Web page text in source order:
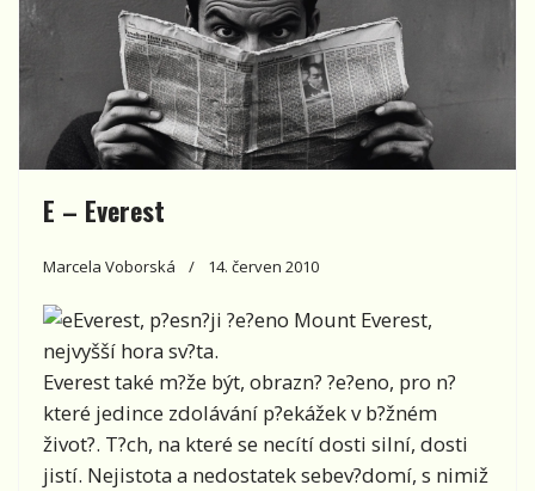
E – Everest
Marcela Voborská 14. červen 2010
Everest, p?esn?ji ?e?eno Mount Everest,
nejvyšší hora sv?ta.
Everest také m?že být, obrazn? ?e?eno, pro n?
které jedince zdolávání p?ekážek v b?žném
život?. T?ch, na které se necítí dosti silní, dosti
jistí. Nejistota a nedostatek sebev?domí, s nimiž